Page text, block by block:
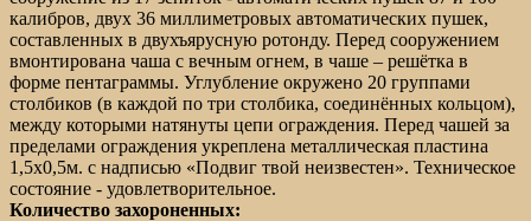
калибров, двух 36 миллиметровых автоматических пушек,
составленных в двухъярусную ротонду. Перед сооружением
вмонтирована чаша с вечным огнем, в чаше – решётка в
форме пентаграммы. Углубление окружено 20 группами
столбиков (в каждой по три столбика, соединённых кольцом),
между которыми натянуты цепи ограждения. Перед чашей за
пределами ограждения укреплена металлическая пластина
1,5х0,5м. с надписью «Подвиг твой неизвестен». Техническое
состояние - удовлетворительное.
Количество захороненных: